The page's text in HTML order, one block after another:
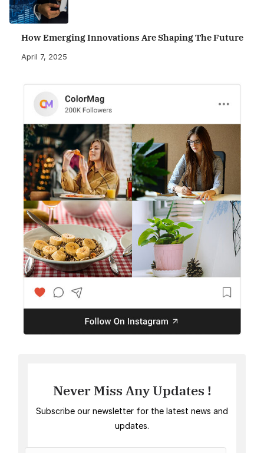
How Emerging Innovations Are Shaping The Future
April 7, 2025
Never Miss Any Updates !
Subscribe our newsletter for the latest news and
updates.